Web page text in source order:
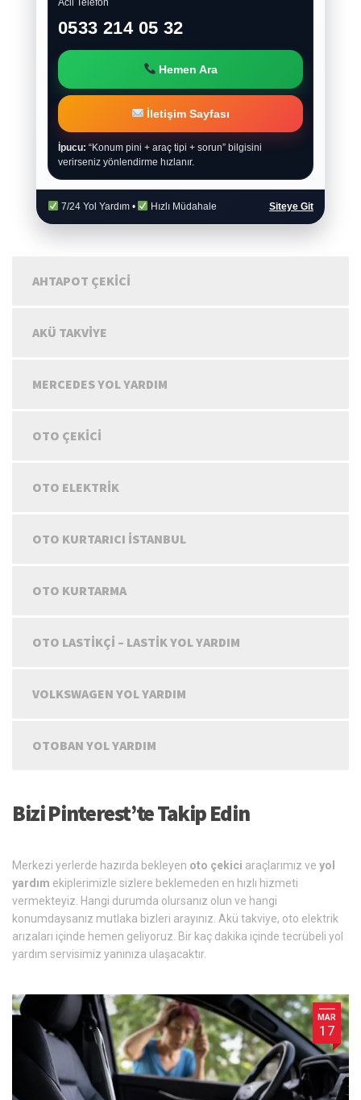
Acil Telefon
0533 214 05 32
Hemen Ara
İletişim Sayfası
İpucu: “Konum pini + araç tipi + sorun” bilgisini
verirseniz yönlendirme hızlanır.
7/24 Yol Yardım • Hızlı Müdahale Siteye Git
AHTAPOT ÇEKICI
AKÜ TAKVIYE
MERCEDES YOL YARDIM
OTO ÇEKICI
OTO ELEKTRIK
OTO KURTARICI İSTANBUL
OTO KURTARMA
OTO LASTIKÇI – LASTIK YOL YARDIM
VOLKSWAGEN YOL YARDIM
OTOBAN YOL YARDIM
Bizi Pinterest’te Takip Edin
Merkezi yerlerde hazırda bekleyen oto çekici araçlarımız ve yol
yardım ekiplerimizle sizlere beklemeden en hızlı hizmeti
vermekteyiz. Hangi durumda olursanız olun ve hangi
konumdaysanız mutlaka bizleri arayınız. Akü takviye, oto elektrik
arızaları içinde hemen geliyoruz. Bir kaç dakika içinde tecrübeli yol
yardım servisimiz yanınıza ulaşacaktır.
MAR
17